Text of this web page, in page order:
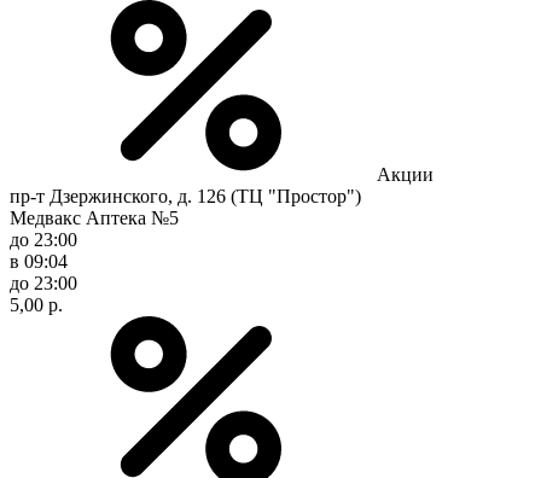
Акции
пр-т Дзержинского, д. 126 (ТЦ "Простор")
Медвакс Аптека №5
до 23:00
в 09:04
до 23:00
5,00 р.